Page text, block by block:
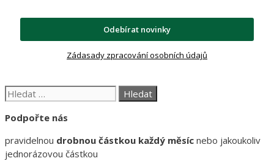
Odebírat novinky
Zádasady zpracování osobních údajů
Hledat:
Podpořte nás
pravidelnou drobnou částkou každý měsíc nebo jakoukoliv
jednorázovou částkou